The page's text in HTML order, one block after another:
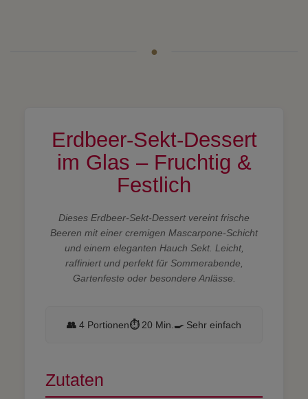
Erdbeer-Sekt-Dessert
im Glas – Fruchtig &
Festlich
Dieses Erdbeer-Sekt-Dessert vereint frische
Beeren mit einer cremigen Mascarpone-Schicht
und einem eleganten Hauch Sekt. Leicht,
raffiniert und perfekt für Sommerabende,
Gartenfeste oder besondere Anlässe.
👥 4 Portionen⏱️20 Min. 🍳 Sehr einfach
Zutaten